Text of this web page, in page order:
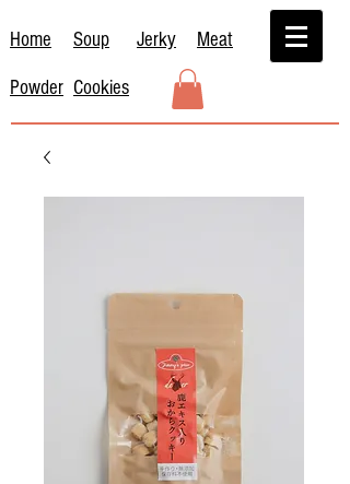
Home Soup Jerky Meat
Powder Cookies